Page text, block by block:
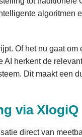
algoritmen
Of het nu gaat om
AI herkent de
Dit maakt een
via XlogiQ
direct van